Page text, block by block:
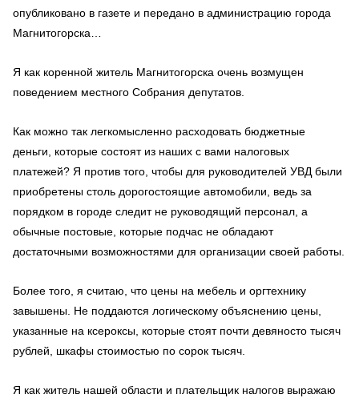
опубликовано в газете и передано в администрацию города
Магнитогорска…
Я как коренной житель Магнитогорска очень возмущен
поведением местного Собрания депутатов.
Как можно так легкомысленно расходовать бюджетные
деньги, которые состоят из наших с вами налоговых
платежей? Я против того, чтобы для руководителей УВД были
приобретены столь дорогостоящие автомобили, ведь за
порядком в городе следит не руководящий персонал, а
обычные постовые, которые подчас не обладают
достаточными возможностями для организации своей работы.
Более того, я считаю, что цены на мебель и оргтехнику
завышены. Не поддаются логическому объяснению цены,
указанные на ксероксы, которые стоят почти девяносто тысяч
рублей, шкафы стоимостью по сорок тысяч.
Я как житель нашей области и плательщик налогов выражаю